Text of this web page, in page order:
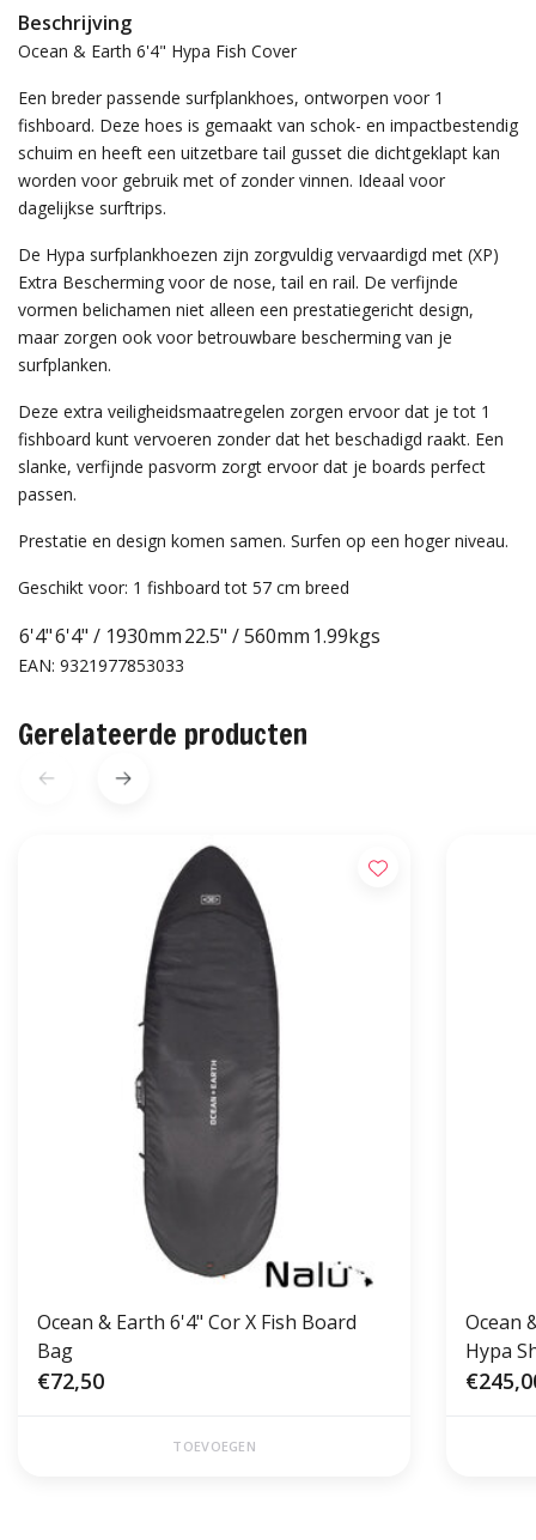
Beschrijving
Ocean & Earth 6'4" Hypa Fish Cover
Een breder passende surfplankhoes, ontworpen voor 1
fishboard. Deze hoes is gemaakt van schok- en impactbestendig
schuim en heeft een uitzetbare tail gusset die dichtgeklapt kan
worden voor gebruik met of zonder vinnen. Ideaal voor
dagelijkse surftrips.
De Hypa surfplankhoezen zijn zorgvuldig vervaardigd met (XP)
Extra Bescherming voor de nose, tail en rail. De verfijnde
vormen belichamen niet alleen een prestatiegericht design,
maar zorgen ook voor betrouwbare bescherming van je
surfplanken.
Deze extra veiligheidsmaatregelen zorgen ervoor dat je tot 1
fishboard kunt vervoeren zonder dat het beschadigd raakt. Een
slanke, verfijnde pasvorm zorgt ervoor dat je boards perfect
passen.
Prestatie en design komen samen. Surfen op een hoger niveau.
Geschikt voor: 1 fishboard tot 57 cm breed
6'4"6'4" / 1930mm22.5" / 560mm 1.99kgs
EAN: 9321977853033
Gerelateerde producten
Ocean & Earth 6'4" Cor X Fish Board
Bag
€72,50
TOEVOEGEN
Ocean
Hypa